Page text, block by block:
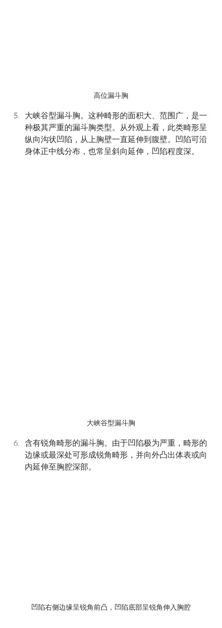
高位漏斗胸
大峡谷型漏斗胸。这种畸形的面积大、范围广，是一
种极其严重的漏斗胸类型。从外观上看，此类畸形呈
纵向沟状凹陷，从上胸壁一直延伸到腹壁。凹陷可沿
身体正中线分布，也常呈斜向延伸，凹陷程度深。
大峡谷型漏斗胸
含有锐角畸形的漏斗胸。由于凹陷极为严重，畸形的
边缘或最深处可形成锐角畸形，并向外凸出体表或向
内延伸至胸腔深部。
凹陷右侧边缘呈锐角前凸，凹陷底部呈锐角伸入胸腔